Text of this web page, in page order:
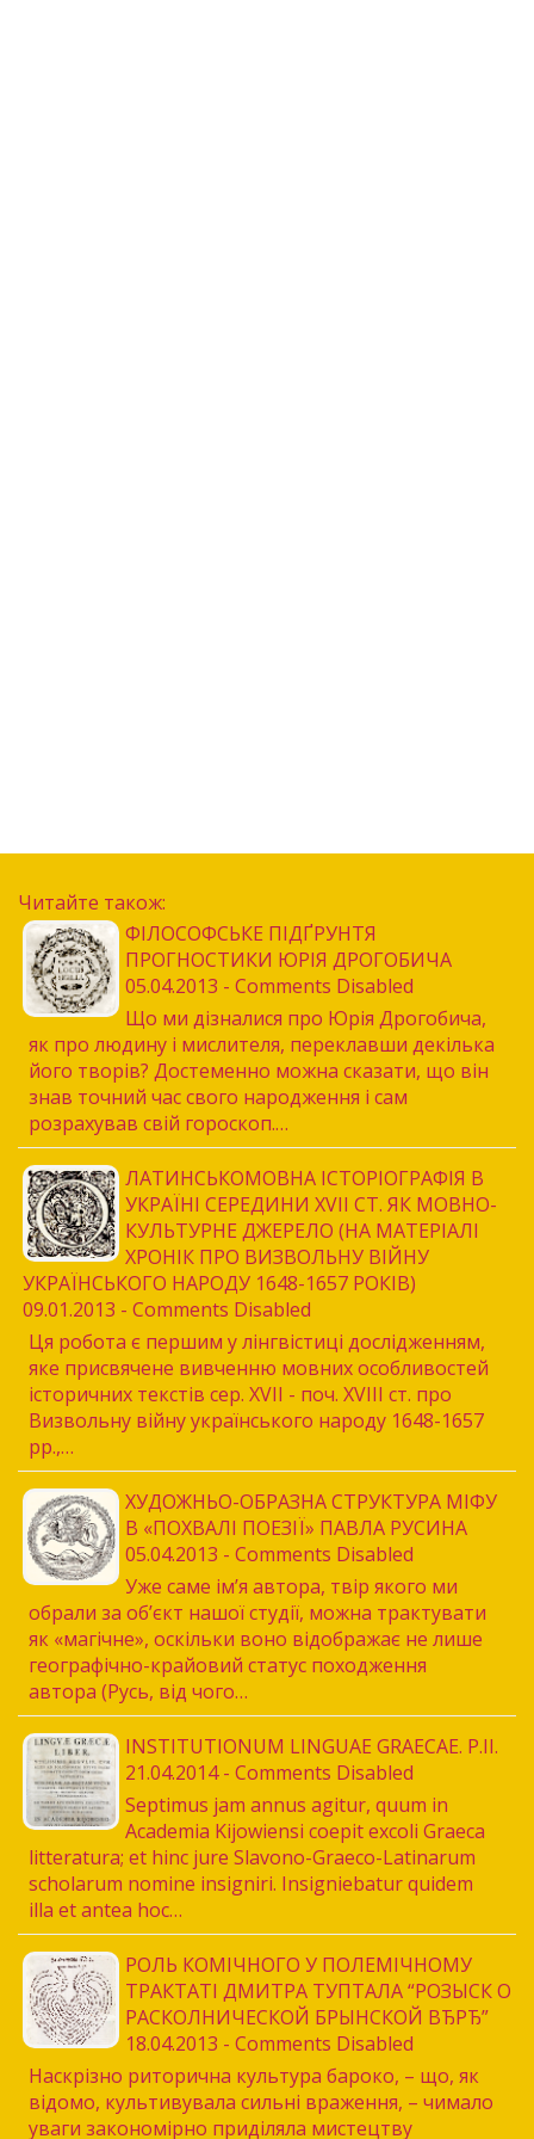
Читайте також:
ФІЛОСОФСЬКЕ ПІДҐРУНТЯ
ПРОГНОСТИКИ ЮРІЯ ДРОГОБИЧА
05.04.2013 - Comments Disabled
Що ми дізналися про Юрія Дрогобича,
як про людину і мислителя, переклавши декілька
його тво­рів? Достеменно можна сказати, що він
знав точ­ний час свого народження і сам
розрахував свій гороскоп.…
ЛАТИНСЬКОМОВНА ІСТОРІОГРАФІЯ В
УКРАЇНІ СЕРЕДИНИ XVII СТ. ЯК МОВНО-
КУЛЬТУРНЕ ДЖЕРЕЛО (НА МАТЕРІАЛІ
ХРОНІК ПРО ВИЗВОЛЬНУ ВІЙНУ
УКРАЇНСЬКОГО НАРОДУ 1648-1657 РОКІВ)
09.01.2013 - Comments Disabled
Ця робота є першим у лінгвістиці дослідженням,
яке присвячене вивченню мовних особливостей
історичних текстів сер. XVII - поч. XVIII ст. про
Визвольну війну українського народу 1648-1657
рр.,…
ХУДОЖНЬО-ОБРАЗНА СТРУКТУРА МІФУ
В «ПОХВАЛІ ПОЕЗІЇ» ПАВЛА РУСИНА
05.04.2013 - Comments Disabled
Уже саме ім’я автора, твір якого ми
обрали за об’єкт нашої студії, можна трактувати
як «магічне», оскільки воно відображає не лише
географічно-крайовий статус походження
автора (Русь, від чого…
INSTITUTIONUM LINGUAE GRAECAE. P.II.
21.04.2014 - Comments Disabled
Septimus jam annus agitur, quum in
Academia Kijowiensi coepit excoli Graeca
litteratura; et hinc jure Slavono-Graeco-Latinarum
scholarum nomine insigniri. Insigniebatur quidem
illa et antea hoc…
РОЛЬ КОМІЧНОГО У ПОЛЕМІЧНОМУ
ТРАКТАТІ ДМИТРА ТУПТАЛА “РОЗЫСК О
РАСКОЛНИЧЕСКОЙ БРЫНСКОЙ ВЂРЂ”
18.04.2013 - Comments Disabled
Наскрізно риторична культура бароко, – що, як
відомо, культивувала сильні враження, – чимало
уваги закономірно приділяла мистецтву